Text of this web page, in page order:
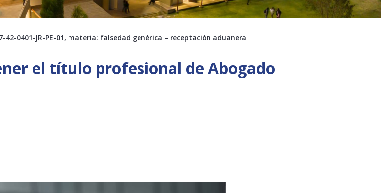
0401-JR-PE-01, materia: falsedad genérica – receptación aduanera
el título profesional de Abogado